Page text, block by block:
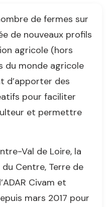
de fermes sur
de nouveaux profils
agricole (hors
du monde agricole
d’apporter des
pour faciliter
et permettre
Val de Loire, la
Centre, Terre de
Civam et
mars 2017 pour